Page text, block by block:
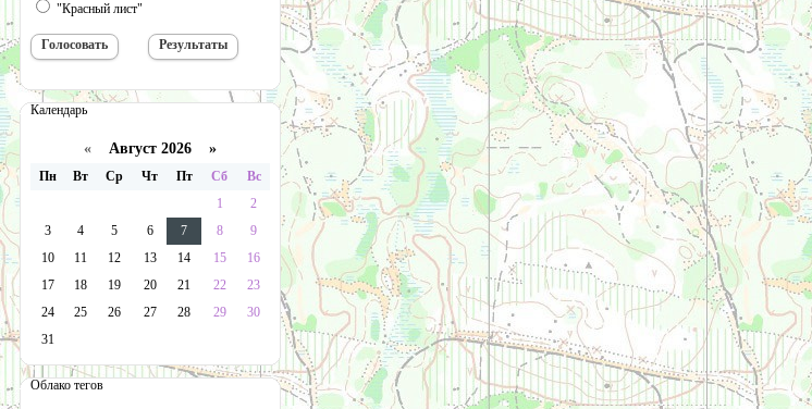
"Красный лист"
Календарь
« Август 2026 »
Пн Вт Ср Чт Пт Сб
Вс
1
2
3
4 5 6 7 8
9
10
11 12 13 14 15
16
17
18 19 20 21 22
23
24
25 26 27 28 29
30
31
Облако тегов